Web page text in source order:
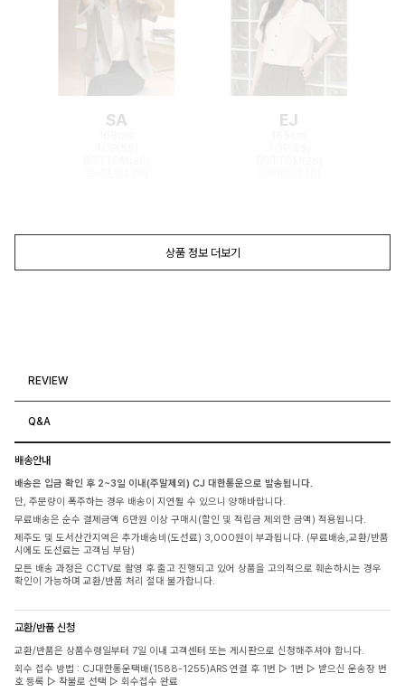
SA EJ
상품 정보 더보기
REVIEW
Q&A
배송안내
배송은 입금 확인 후 2~3일 이내(주말제외) CJ 대한통운으로 발송됩니다.
단, 주문량이 폭주하는 경우 배송이 지연될 수 있으니 양해바랍니다.
무료배송은 순수 결제금액 6만원 이상 구매시(할인 및 적립금 제외한 금액) 적용됩니다.
제주도 및 도서산간지역은 추가배송비(도선료) 3,000원이 부과됩니다. (무료배송,교환/반품
시에도 도선료는 고객님 부담)
모든 배송 과정은 CCTV로 촬영 후 출고 진행되고 있어 상품을 고의적으로 훼손하시는 경우
확인이 가능하며 교환/반품 처리 절대 불가합니다.
교환/반품 신청
교환/반품은 상품수령일부터 7일 이내 고객센터 또는 게시판으로 신청해주셔야 합니다.
회수 접수 방법 : CJ대한통운택배(1588-1255)ARS 연결 후 1번 ▷ 1번 ▷ 받으신 운송장 번
호 등록 ▷ 착불로 선택 ▷ 회수접수 완료